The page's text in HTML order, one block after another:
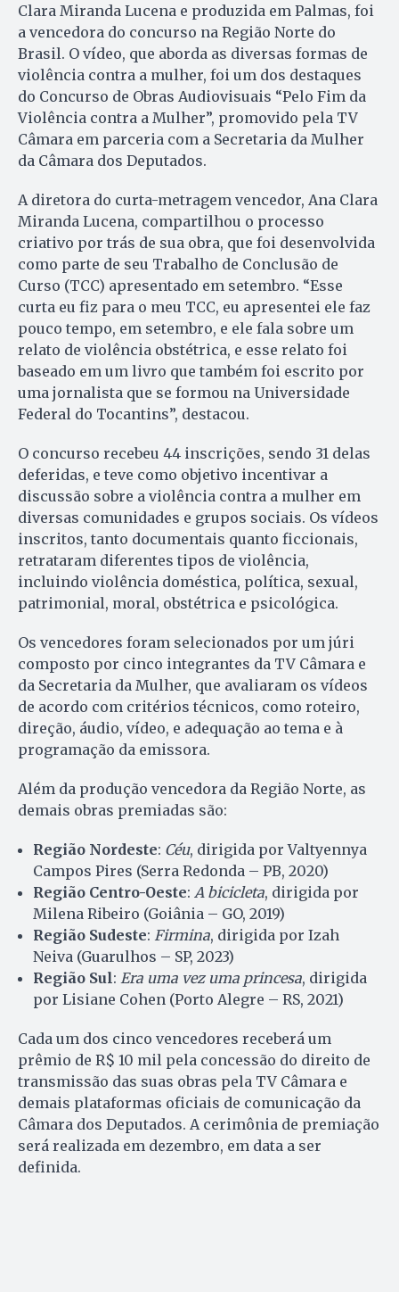
Clara Miranda Lucena e produzida em Palmas, foi
a vencedora do concurso na Região Norte do
Brasil. O vídeo, que aborda as diversas formas de
violência contra a mulher, foi um dos destaques
do Concurso de Obras Audiovisuais “Pelo Fim da
Violência contra a Mulher”, promovido pela TV
Câmara em parceria com a Secretaria da Mulher
da Câmara dos Deputados.
A diretora do curta-metragem vencedor, Ana Clara
Miranda Lucena, compartilhou o processo
criativo por trás de sua obra, que foi desenvolvida
como parte de seu Trabalho de Conclusão de
Curso (TCC) apresentado em setembro. “Esse
curta eu fiz para o meu TCC, eu apresentei ele faz
pouco tempo, em setembro, e ele fala sobre um
relato de violência obstétrica, e esse relato foi
baseado em um livro que também foi escrito por
uma jornalista que se formou na Universidade
Federal do Tocantins”, destacou.
O concurso recebeu 44 inscrições, sendo 31 delas
deferidas, e teve como objetivo incentivar a
discussão sobre a violência contra a mulher em
diversas comunidades e grupos sociais. Os vídeos
inscritos, tanto documentais quanto ficcionais,
retrataram diferentes tipos de violência,
incluindo violência doméstica, política, sexual,
patrimonial, moral, obstétrica e psicológica.
Os vencedores foram selecionados por um júri
composto por cinco integrantes da TV Câmara e
da Secretaria da Mulher, que avaliaram os vídeos
de acordo com critérios técnicos, como roteiro,
direção, áudio, vídeo, e adequação ao tema e à
programação da emissora.
Além da produção vencedora da Região Norte, as
demais obras premiadas são:
Região Nordeste: Céu, dirigida por Valtyennya
Campos Pires (Serra Redonda – PB, 2020)
Região Centro-Oeste: A bicicleta, dirigida por
Milena Ribeiro (Goiânia – GO, 2019)
Região Sudeste: Firmina, dirigida por Izah
Neiva (Guarulhos – SP, 2023)
Região Sul: Era uma vez uma princesa, dirigida
por Lisiane Cohen (Porto Alegre – RS, 2021)
Cada um dos cinco vencedores receberá um
prêmio de R$ 10 mil pela concessão do direito de
transmissão das suas obras pela TV Câmara e
demais plataformas oficiais de comunicação da
Câmara dos Deputados. A cerimônia de premiação
será realizada em dezembro, em data a ser
definida.